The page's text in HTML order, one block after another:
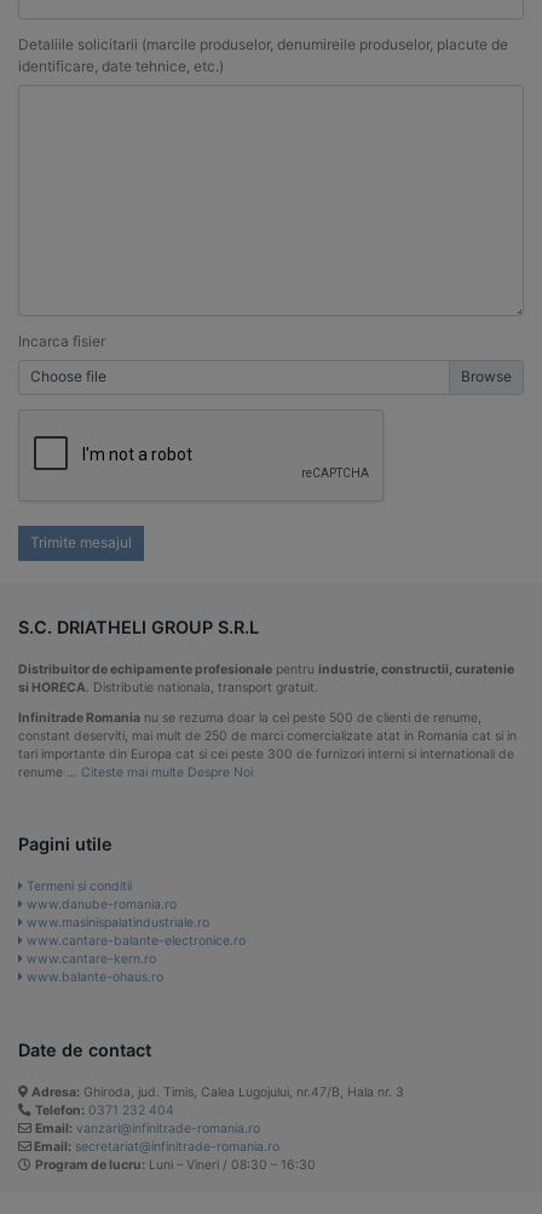
Detaliile solicitarii (marcile produselor, denumireile produselor, placute de
identificare, date tehnice, etc.)
Incarca fisier
Choose file
Trimite mesajul
S.C. DRIATHELI GROUP S.R.L
Distribuitor de echipamente profesionale pentru industrie, constructii, curatenie
si HORECA . Distributie nationala, transport gratuit.
Infinitrade Romania nu se rezuma doar la cei peste 500 de clienti de renume,
constant deserviti, mai mult de 250 de marci comercializate atat in Romania cat si in
tari importante din Europa cat si cei peste 300 de furnizori interni si internationali de
renume … Citeste mai multe Despre Noi
Pagini utile
Termeni si conditii
www.danube-romania.ro
www.masinispalatindustriale.ro
www.cantare-balante-electronice.ro
www.cantare-kern.ro
www.balante-ohaus.ro
Date de contact
Adresa: Ghiroda, jud. Timis, Calea Lugojului, nr.47/B, Hala nr. 3
Telefon: 0371 232 404
Email: vanzari@infinitrade-romania.ro
Email: secretariat@infinitrade-romania.ro
Program de lucru: Luni – Vineri / 08:30 – 16:30